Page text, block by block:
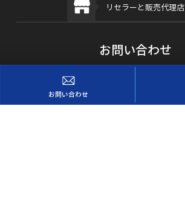
お問い合わせ
リセラーと販売代理店
お問い合わせ